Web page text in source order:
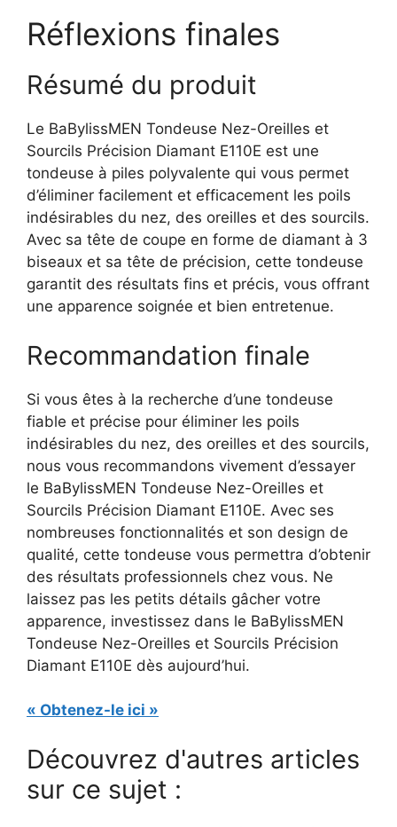
Réflexions finales
Résumé du produit
Le BaBylissMEN Tondeuse Nez-Oreilles et
Sourcils Précision Diamant E110E est une
tondeuse à piles polyvalente qui vous permet
d’éliminer facilement et efficacement les poils
indésirables du nez, des oreilles et des sourcils.
Avec sa tête de coupe en forme de diamant à 3
biseaux et sa tête de précision, cette tondeuse
garantit des résultats fins et précis, vous offrant
une apparence soignée et bien entretenue.
Recommandation finale
Si vous êtes à la recherche d’une tondeuse
fiable et précise pour éliminer les poils
indésirables du nez, des oreilles et des sourcils,
nous vous recommandons vivement d’essayer
le BaBylissMEN Tondeuse Nez-Oreilles et
Sourcils Précision Diamant E110E. Avec ses
nombreuses fonctionnalités et son design de
qualité, cette tondeuse vous permettra d’obtenir
des résultats professionnels chez vous. Ne
laissez pas les petits détails gâcher votre
apparence, investissez dans le BaBylissMEN
Tondeuse Nez-Oreilles et Sourcils Précision
Diamant E110E dès aujourd’hui.
« Obtenez-le ici »
Découvrez d'autres articles
sur ce sujet :